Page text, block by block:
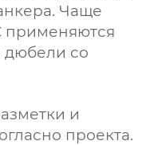
Чаще
применяются
дюбели со
и
проекта.